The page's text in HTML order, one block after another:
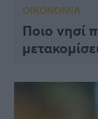
ΟΙΚΟΝΟΜΙΑ
Ποιο νησί